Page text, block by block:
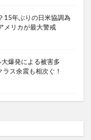
15年ぶりの日米協調為
メリカが最大警戒
爆発による被害多
ス余震も相次ぐ！